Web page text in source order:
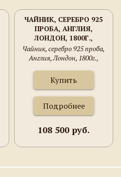
ЧАЙНИК, СЕРЕБРО 925
ПРОБА, АНГЛИЯ,
ЛОНДОН, 1800Г.,
GEORGE BURROWS
Чайник, серебро 925 проба,
Англия, Лондон, 1800г.,
грамма
Купить
Подробнее
108 500 руб.